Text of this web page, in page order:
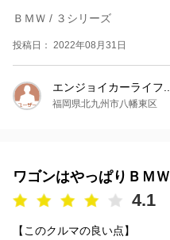
ＢＭＷ / ３シリーズ
投稿日： 2022年08月31日
エンジョイカーライフ...
福岡県北九州市八幡東区
ワゴンはやっぱりＢＭＷ
4.1
【このクルマの良い点】